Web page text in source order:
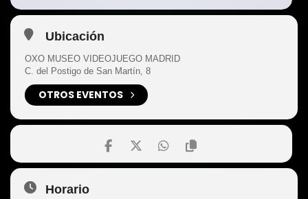
Ubicación
OXO MUSEO VIDEOJUEGO MADRID
C. del Postigo de San Martín, 8
OTROS EVENTOS
Horario